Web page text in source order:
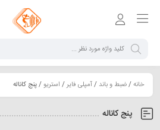
خانه/ضبط و باند /آمپلی فایر/ استریو/ پنج کاناله
پنج کاناله